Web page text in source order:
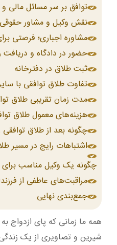
توافق بر سر مسائل مالی و
نقش وکیل و مشاور حقوقی
مشاوره اجباری؛ فرصتی
حضور در دادگاه و دریافت
ثبت طلاق در دفترخانه
تفاوت طلاق توافقی با
مدت زمان تقریبی طلاق
هزینه‌های معمول طلاق
چگونه بعد از طلاق
اشتباهات رایج در مسیر
چگونه یک وکیل مناسب برای
مراقبت‌های عاطفی از
جمع‌بندی نهایی
همه ما زمانی که پای ازدواج
شیرین و تصاویری از یک